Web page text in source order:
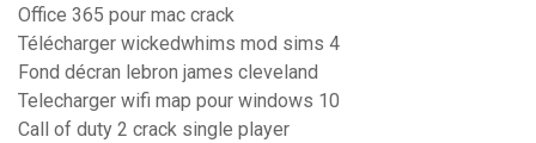
Office 365 pour mac crack
Télécharger wickedwhims mod sims 4
Fond décran lebron james cleveland
Telecharger wifi map pour windows 10
Call of duty 2 crack single player